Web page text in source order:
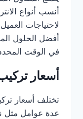
أنسب أنواع
لاحتياجات
أفضل الحلول
في الوقت
أسعار
تختلف أسعار
عدة عوامل مثل